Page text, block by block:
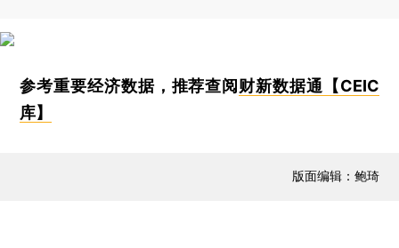
参考重要经济数据，推荐查阅 财新数据通【CEIC
库】
版面编辑：鲍琦